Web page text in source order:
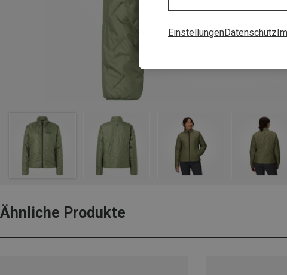
Ähnliche Produkte
EinstellungenDatenschutz